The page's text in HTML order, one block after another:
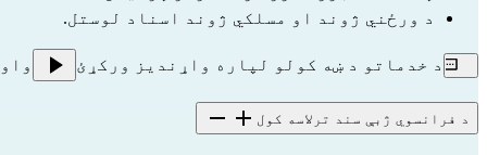
د ورځني ژوند او مسلکي ژوند اسناد لوستل.
د خدماتو د ښه کولو لپاره واړندیز ورکړئ
د فرانسوي ژبې سند ترلاسه کول